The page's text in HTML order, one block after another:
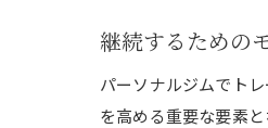
継続するための
パーソナルジムでト
を高める重要な要素